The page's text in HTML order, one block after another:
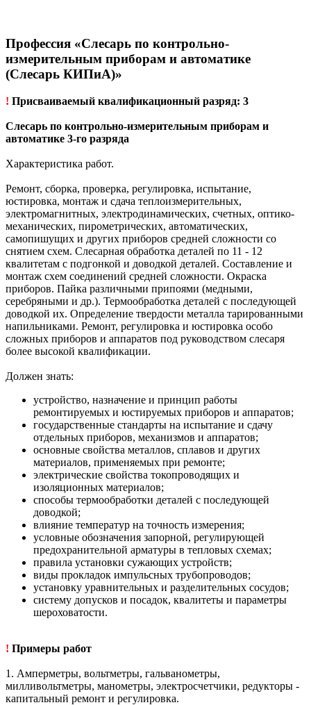
Профессия «Слесарь по контрольно-
измерительным приборам и автоматике
(Слесарь КИПиА)»
! Присваиваемый квалификационный разряд: 3
Слесарь по контрольно-измерительным приборам и
автоматике 3-го разряда
Характеристика работ.
Ремонт, сборка, проверка, регулировка, испытание,
юстировка, монтаж и сдача теплоизмерительных,
электромагнитных, электродинамических, счетных, оптико-
механических, пирометрических, автоматических,
самопишущих и других приборов средней сложности со
снятием схем. Слесарная обработка деталей по 11 - 12
квалитетам с подгонкой и доводкой деталей. Составление и
монтаж схем соединений средней сложности. Окраска
приборов. Пайка различными припоями (медными,
серебряными и др.). Термообработка деталей с последующей
доводкой их. Определение твердости металла тарированными
напильниками. Ремонт, регулировка и юстировка особо
сложных приборов и аппаратов под руководством слесаря
более высокой квалификации.
Должен знать:
устройство, назначение и принцип работы
ремонтируемых и юстируемых приборов и аппаратов;
государственные стандарты на испытание и сдачу
отдельных приборов, механизмов и аппаратов;
основные свойства металлов, сплавов и других
материалов, применяемых при ремонте;
электрические свойства токопроводящих и
изоляционных материалов;
способы термообработки деталей с последующей
доводкой;
влияние температур на точность измерения;
условные обозначения запорной, регулирующей
предохранительной арматуры в тепловых схемах;
правила установки сужающих устройств;
виды прокладок импульсных трубопроводов;
установку уравнительных и разделительных сосудов;
систему допусков и посадок, квалитеты и параметры
шероховатости.
! Примеры работ
1. Амперметры, вольтметры, гальванометры,
милливольтметры, манометры, электросчетчики, редукторы -
капитальный ремонт и регулировка.